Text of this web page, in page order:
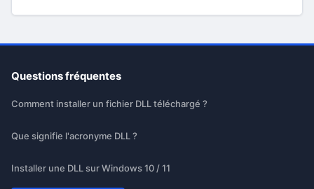
Questions fréquentes
Comment installer un fichier DLL téléchargé ?
Que signifie l'acronyme DLL ?
Installer une DLL sur Windows 10 / 11